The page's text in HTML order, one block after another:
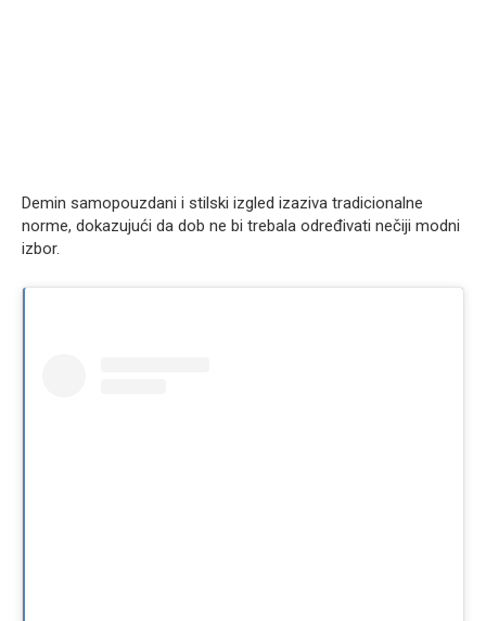
Demin samopouzdani i stilski izgled izaziva tradicionalne
norme, dokazujući da dob ne bi trebala određivati nečiji modni
izbor.